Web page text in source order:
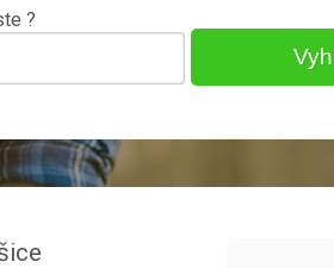
?